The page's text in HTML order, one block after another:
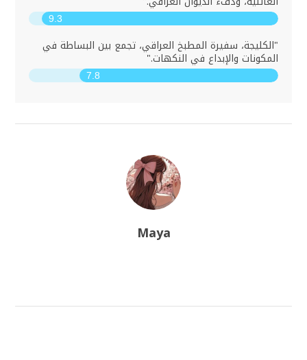
9.3
"الكليجة، سفيرة المطبخ العراقي، تجمع بين البساطة في
المكونات والإبداع في النكهات."
7.8
Maya